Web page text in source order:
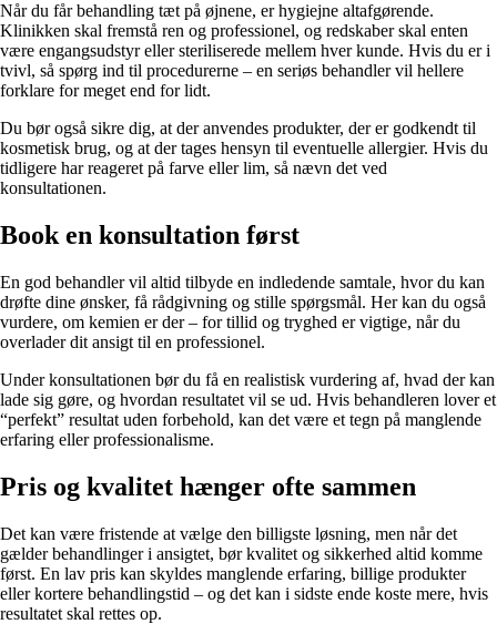
Når du får behandling tæt på øjnene, er hygiejne altafgørende.
Klinikken skal fremstå ren og professionel, og redskaber skal enten
være engangsudstyr eller steriliserede mellem hver kunde. Hvis du er i
tvivl, så spørg ind til procedurerne – en seriøs behandler vil hellere
forklare for meget end for lidt.
Du bør også sikre dig, at der anvendes produkter, der er godkendt til
kosmetisk brug, og at der tages hensyn til eventuelle allergier. Hvis du
tidligere har reageret på farve eller lim, så nævn det ved
konsultationen.
Book en konsultation først
En god behandler vil altid tilbyde en indledende samtale, hvor du kan
drøfte dine ønsker, få rådgivning og stille spørgsmål. Her kan du også
vurdere, om kemien er der – for tillid og tryghed er vigtige, når du
overlader dit ansigt til en professionel.
Under konsultationen bør du få en realistisk vurdering af, hvad der kan
lade sig gøre, og hvordan resultatet vil se ud. Hvis behandleren lover et
“perfekt” resultat uden forbehold, kan det være et tegn på manglende
erfaring eller professionalisme.
Pris og kvalitet hænger ofte sammen
Det kan være fristende at vælge den billigste løsning, men når det
gælder behandlinger i ansigtet, bør kvalitet og sikkerhed altid komme
først. En lav pris kan skyldes manglende erfaring, billige produkter
eller kortere behandlingstid – og det kan i sidste ende koste mere, hvis
resultatet skal rettes op.